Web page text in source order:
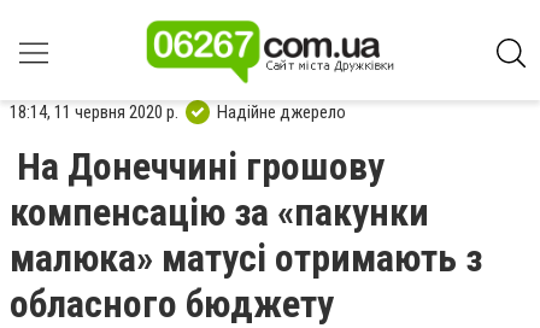
18:14, 11 червня 2020 р. Надійне джерело
На Донеччині грошову
компенсацію за «пакунки
малюка» матусі отримають з
обласного бюджету